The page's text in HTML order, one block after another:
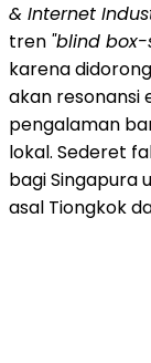
& Internet
tren "blind
karena
akan resonansi
pengalaman
lokal. Sederet
bagi Singapura
asal Tiongkok